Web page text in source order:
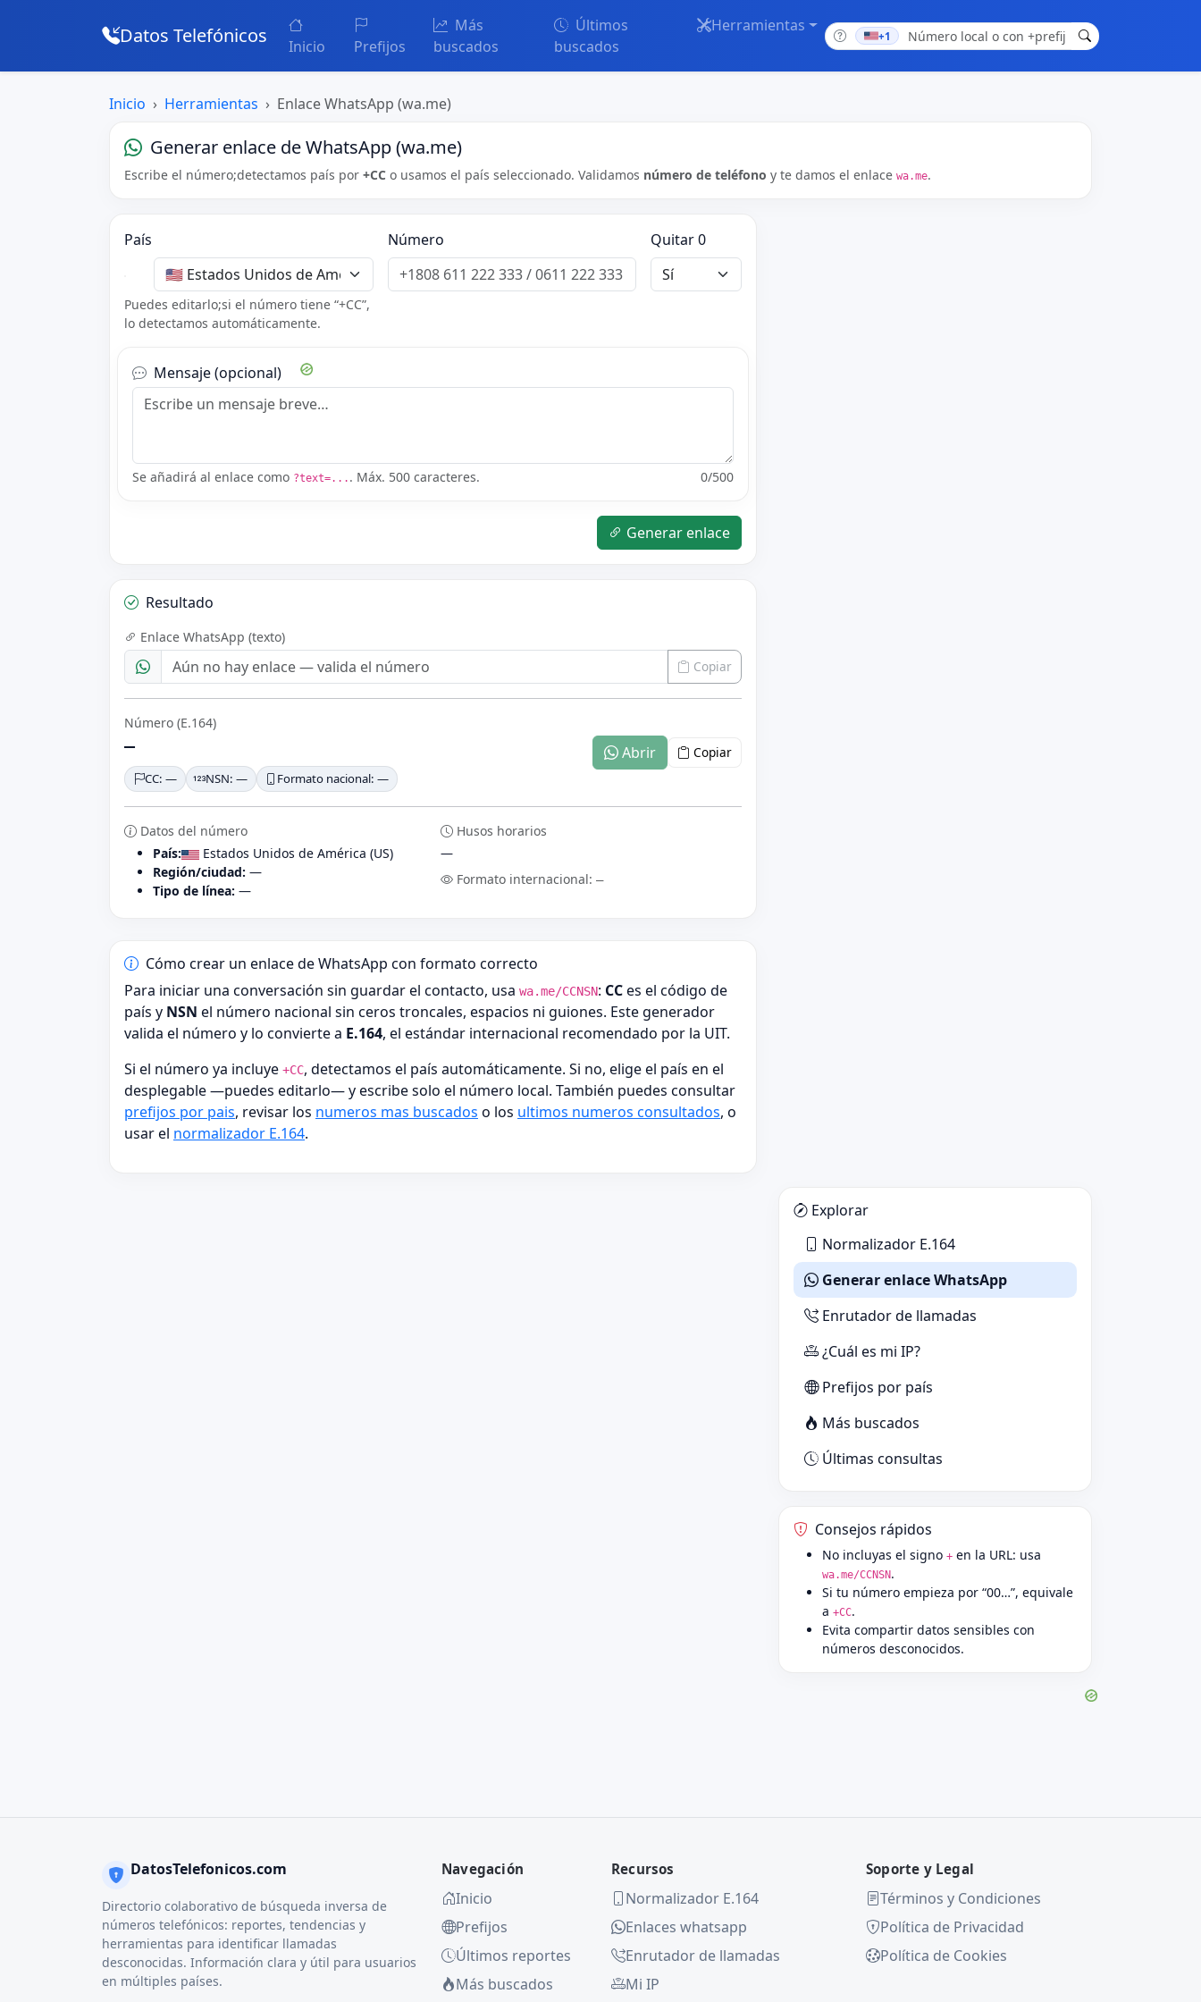
Datos Telefónicos Inicio Prefijos
Más
buscados
Últimos
buscados
Herramientas
+1
Inicio Herramientas Enlace WhatsApp (wa.me)
Generar enlace de WhatsApp (wa.me)
Escribe el número;detectamos país por +CC o usamos el país seleccionado. Validamos número de teléfono y te damos el enlace wa.me.
País
Puedes editarlo;si el número tiene “+CC”,
lo detectamos automáticamente.
Número Quitar 0
Mensaje (opcional)
Se añadirá al enlace como ?text=... . Máx. 500 caracteres. 0/500
Generar enlace
Resultado
Enlace WhatsApp (texto)
Copiar
Número (E.164)
—
CC: — NSN: — Formato nacional: —
Abrir Copiar
Datos del número
País:
Estados Unidos de América (US)
Región/ciudad: —
Tipo de línea: —
Husos horarios
—
Formato internacional: —
Cómo crear un enlace de WhatsApp con formato correcto
Para iniciar una conversación sin guardar el contacto, usa wa.me/CCNSN: CCes el código de
país y NSN el número nacional sin ceros troncales, espacios ni guiones. Este generador
valida el número y lo convierte a E.164, el estándar internacional recomendado por la UIT.
Si el número ya incluye +CC, detectamos el país automáticamente. Si no, elige el país en el
desplegable —puedes editarlo— y escribe solo el número local. También puedes consultar
prefijos por pais, revisar los numeros mas buscados o los ultimos numeros consultados, o
usar el normalizador E.164.
Explorar
Normalizador E.164
Generar enlace WhatsApp
Enrutador de llamadas
¿Cuál es mi IP?
Prefijos por país
Más buscados
Últimas consultas
Consejos rápidos
No incluyas el signo+ en la URL: usa
wa.me/CCNSN.
Si tu número empieza por “00…”, equivale
a+CC.
Evita compartir datos sensibles con
números desconocidos.
DatosTelefonicos.com
Directorio colaborativo de búsqueda inversa de
números telefónicos: reportes, tendencias y
herramientas para identificar llamadas
desconocidas. Información clara y útil para usuarios
en múltiples países.
Navegación
Inicio
Prefijos
Últimos reportes
Más buscados
Recursos
Normalizador E.164
Enlaces whatsapp
Enrutador de llamadas
Mi IP
Soporte y Legal
Términos y Condiciones
Política de Privacidad
Política de Cookies